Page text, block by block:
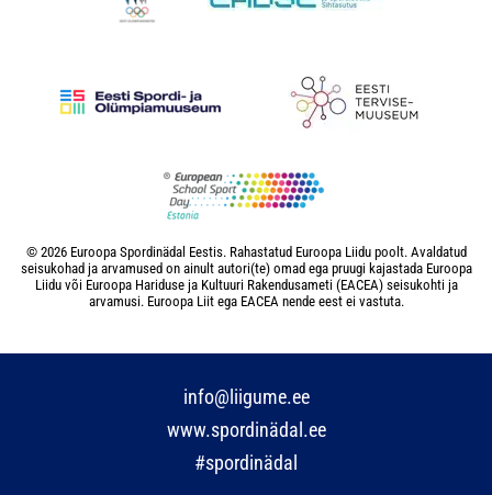
© 2026 Euroopa Spordinädal Eestis. Rahastatud Euroopa Liidu poolt. Avaldatud
seisukohad ja arvamused on ainult autori(te) omad ega pruugi kajastada Euroopa
Liidu või Euroopa Hariduse ja Kultuuri Rakendusameti (EACEA) seisukohti ja
arvamusi. Euroopa Liit ega EACEA nende eest ei vastuta.
info@liigume.ee
www.spordinädal.ee
#spordinädal